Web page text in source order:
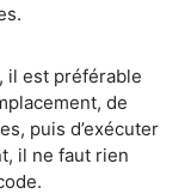
il est préférable
de
puis d’exécuter
il ne faut rien